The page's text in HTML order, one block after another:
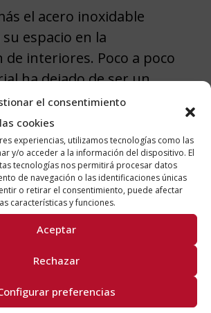
el consentimiento
cookies
experiencias, utilizamos tecnologías como las
y/o acceder a la información del dispositivo. El
tecnologías nos permitirá procesar datos
de navegación o las identificaciones únicas
o retirar el consentimiento, puede afectar
características y funciones.
Aceptar
Rechazar
preferencias
el acero inoxidable
espacio en la
de interiores. Poco a poco
ha dejado de ser un
del sector
se ha incorporado a los
y oficinas de
un material...
en perfecto estado